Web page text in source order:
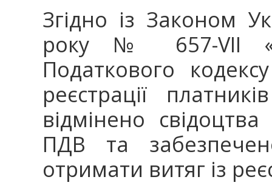
Згідно із Законом
року № 657-VII
Податкового
реєстрації
відмінено
ПДВ та
отримати витяг із